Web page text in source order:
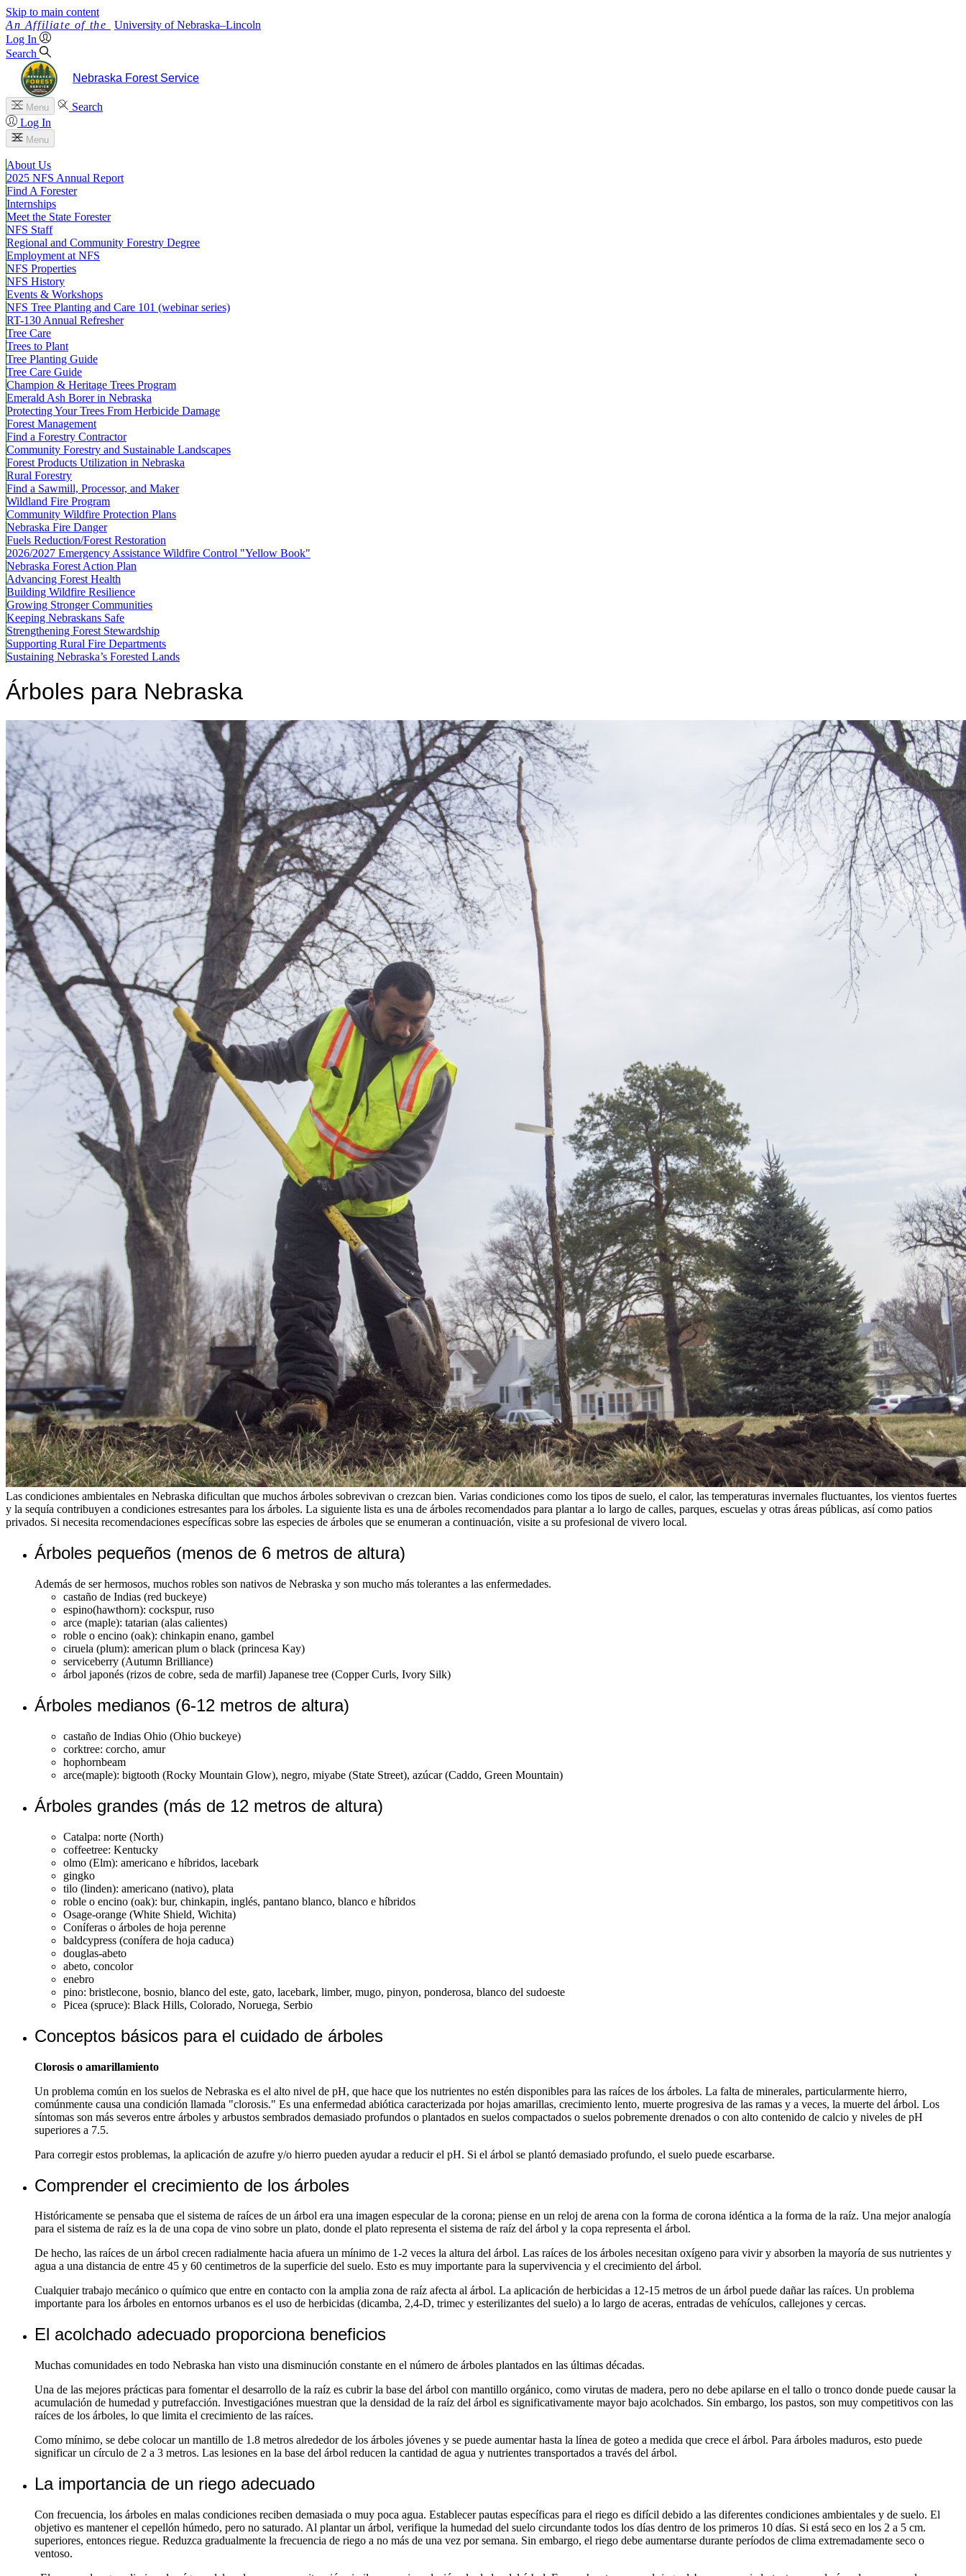
Skip to main content
University of Nebraska–Lincoln
Log In
Search
Nebraska Forest Service
Menu
Search
Log In
Menu
About Us
2025 NFS Annual Report
Find A Forester
Internships
Meet the State Forester
NFS Staff
Regional and Community Forestry Degree
Employment at NFS
NFS Properties
NFS History
Events & Workshops
NFS Tree Planting and Care 101 (webinar series)
RT-130 Annual Refresher
Tree Care
Trees to Plant
Tree Planting Guide
Tree Care Guide
Champion & Heritage Trees Program
Emerald Ash Borer in Nebraska
Protecting Your Trees From Herbicide Damage
Forest Management
Find a Forestry Contractor
Community Forestry and Sustainable Landscapes
Forest Products Utilization in Nebraska
Rural Forestry
Find a Sawmill, Processor, and Maker
Wildland Fire Program
Community Wildfire Protection Plans
Nebraska Fire Danger
Fuels Reduction/Forest Restoration
2026/2027 Emergency Assistance Wildfire Control "Yellow Book"
Nebraska Forest Action Plan
Advancing Forest Health
Building Wildfire Resilience
Growing Stronger Communities
Keeping Nebraskans Safe
Strengthening Forest Stewardship
Supporting Rural Fire Departments
Sustaining Nebraska’s Forested Lands
Árboles para Nebraska
Las condiciones ambientales en Nebraska dificultan que muchos árboles sobrevivan o crezcan bien. Varias condiciones como los tipos de suelo, el calor, las temperaturas invernales fluctuantes, los vientos fuertes
y la sequía contribuyen a condiciones estresantes para los árboles. La siguiente lista es una de árboles recomendados para plantar a lo largo de calles, parques, escuelas y otras áreas públicas, así como patios
privados. Si necesita recomendaciones específicas sobre las especies de árboles que se enumeran a continuación, visite a su profesional de vivero local.
Árboles pequeños (menos de 6 metros de altura)
Además de ser hermosos, muchos robles son nativos de Nebraska y son mucho más tolerantes a las enfermedades.
castaño de Indias (red buckeye)
espino(hawthorn): cockspur, ruso
arce (maple): tatarian (alas calientes)
roble o encino (oak): chinkapin enano, gambel
ciruela (plum): american plum o black (princesa Kay)
serviceberry (Autumn Brilliance)
árbol japonés (rizos de cobre, seda de marfil) Japanese tree (Copper Curls, Ivory Silk)
Árboles medianos (6-12 metros de altura)
castaño de Indias Ohio (Ohio buckeye)
corktree: corcho, amur
hophornbeam
arce(maple): bigtooth (Rocky Mountain Glow), negro, miyabe (State Street), azúcar (Caddo, Green Mountain)
Árboles grandes (más de 12 metros de altura)
Catalpa: norte (North)
coffeetree: Kentucky
olmo (Elm): americano e híbridos, lacebark
gingko
tilo (linden): americano (nativo), plata
roble o encino (oak): bur, chinkapin, inglés, pantano blanco, blanco e híbridos
Osage-orange (White Shield, Wichita)
Coníferas o árboles de hoja perenne
baldcypress (conífera de hoja caduca)
douglas-abeto
abeto, concolor
enebro
pino: bristlecone, bosnio, blanco del este, gato, lacebark, limber, mugo, pinyon, ponderosa, blanco del sudoeste
Picea (spruce): Black Hills, Colorado, Noruega, Serbio
Conceptos básicos para el cuidado de árboles
Clorosis o amarillamiento
Un problema común en los suelos de Nebraska es el alto nivel de pH, que hace que los nutrientes no estén disponibles para las raíces de los árboles. La falta de minerales, particularmente hierro,
comúnmente causa una condición llamada "clorosis." Es una enfermedad abiótica caracterizada por hojas amarillas, crecimiento lento, muerte progresiva de las ramas y a veces, la muerte del árbol. Los
síntomas son más severos entre árboles y arbustos sembrados demasiado profundos o plantados en suelos compactados o suelos pobremente drenados o con alto contenido de calcio y niveles de pH
superiores a 7.5.
Para corregir estos problemas, la aplicación de azufre y/o hierro pueden ayudar a reducir el pH. Si el árbol se plantó demasiado profundo, el suelo puede escarbarse.
Comprender el crecimiento de los árboles
Históricamente se pensaba que el sistema de raíces de un árbol era una imagen especular de la corona; piense en un reloj de arena con la forma de corona idéntica a la forma de la raíz. Una mejor analogía
para el sistema de raíz es la de una copa de vino sobre un plato, donde el plato representa el sistema de raíz del árbol y la copa representa el árbol.
De hecho, las raíces de un árbol crecen radialmente hacia afuera un mínimo de 1-2 veces la altura del árbol. Las raíces de los árboles necesitan oxígeno para vivir y absorben la mayoría de sus nutrientes y
agua a una distancia de entre 45 y 60 centimetros de la superficie del suelo. Esto es muy importante para la supervivencia y el crecimiento del árbol.
Cualquier trabajo mecánico o químico que entre en contacto con la amplia zona de raíz afecta al árbol. La aplicación de herbicidas a 12-15 metros de un árbol puede dañar las raíces. Un problema
importante para los árboles en entornos urbanos es el uso de herbicidas (dicamba, 2,4-D, trimec y esterilizantes del suelo) a lo largo de aceras, entradas de vehículos, callejones y cercas.
El acolchado adecuado proporciona beneficios
Muchas comunidades en todo Nebraska han visto una disminución constante en el número de árboles plantados en las últimas décadas.
Una de las mejores prácticas para fomentar el desarrollo de la raíz es cubrir la base del árbol con mantillo orgánico, como virutas de madera, pero no debe apilarse en el tallo o tronco donde puede causar la
acumulación de humedad y putrefacción. Investigaciónes muestran que la densidad de la raíz del árbol es significativamente mayor bajo acolchados. Sin embargo, los pastos, son muy competitivos con las
raíces de los árboles, lo que limita el crecimiento de las raíces.
Como mínimo, se debe colocar un mantillo de 1.8 metros alrededor de los árboles jóvenes y se puede aumentar hasta la línea de goteo a medida que crece el árbol. Para árboles maduros, esto puede
significar un círculo de 2 a 3 metros. Las lesiones en la base del árbol reducen la cantidad de agua y nutrientes transportados a través del árbol.
La importancia de un riego adecuado
Con frecuencia, los árboles en malas condiciones reciben demasiada o muy poca agua. Establecer pautas específicas para el riego es difícil debido a las diferentes condiciones ambientales y de suelo. El
objetivo es mantener el cepellón húmedo, pero no saturado. Al plantar un árbol, verifique la humedad del suelo circundante todos los días dentro de los primeros 10 días. Si está seco en los 2 a 5 cm.
superiores, entonces riegue. Reduzca gradualmente la frecuencia de riego a no más de una vez por semana. Sin embargo, el riego debe aumentarse durante períodos de clima extremadamente seco o
ventoso.